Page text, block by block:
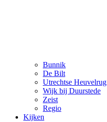
Bunnik
De Bilt
Utrechtse Heuvelrug
Wijk bij Duurstede
Zeist
Regio
Kijken